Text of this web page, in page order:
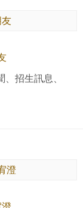
招生訊息、